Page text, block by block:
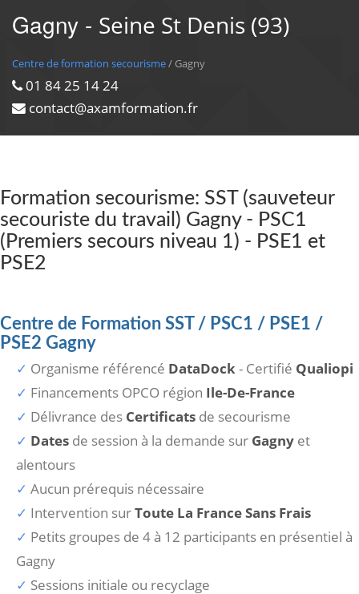
Gagny - Seine St Denis (93)
Centre de formation secourisme/ Gagny
01 84 25 14 24
contact@axamformation.fr
Formation secourisme: SST (sauveteur
secouriste du travail) Gagny - PSC1
(Premiers secours niveau 1) - PSE1 et
PSE2
Centre de Formation SST / PSC1 / PSE1 /
PSE2 Gagny
Organisme référencé DataDock- Certifié Qualiopi
Financements OPCO région Ile-De-France
Délivrance des Certificats de secourisme
Dates de session à la demande sur Gagny et
alentours
Aucun prérequis nécessaire
Intervention surToute La France Sans Frais
Petits groupes de 4 à 12 participants en présentiel à
Gagny
Sessions initiale ou recyclage